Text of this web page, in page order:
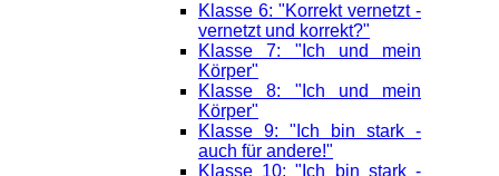
Klasse 6: "Korrekt vernetzt -
vernetzt und korrekt?"
Klasse 7: "Ich und mein
Körper"
Klasse 8: "Ich und mein
Körper"
Klasse 9: "Ich bin stark -
auch für andere!"
Klasse 10: "Ich bin stark -